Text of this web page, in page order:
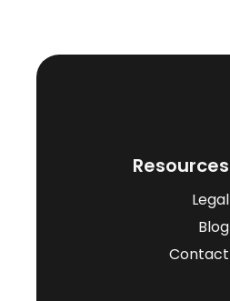
Resources
Legal
Blog
Contact